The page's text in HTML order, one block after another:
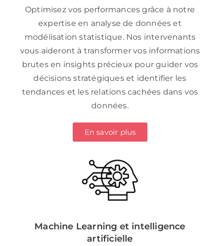
Optimisez vos performances grâce à notre
expertise en analyse de données et
modélisation statistique. Nos intervenants
vous aideront à transformer vos informations
brutes en insights précieux pour guider vos
décisions stratégiques et identifier les
tendances et les relations cachées dans vos
données.
En savoir plus
Machine Learning et intelligence
artificielle